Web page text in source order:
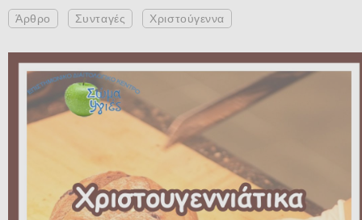
Άρθρο Συνταγές Χριστούγεννα